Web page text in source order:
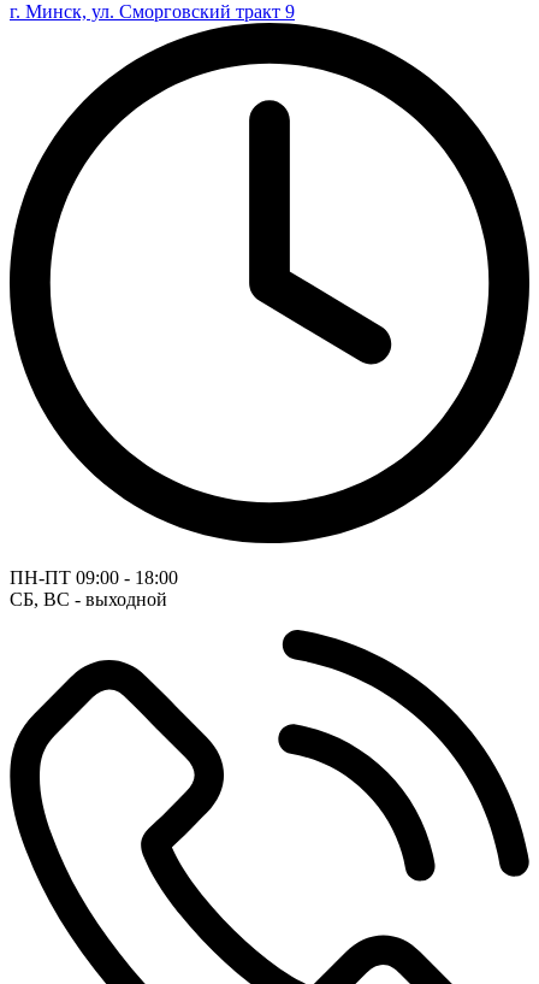
г. Минск, ул. Сморговский тракт 9
ПН-ПТ 09:00 - 18:00
СБ, ВС - выходной